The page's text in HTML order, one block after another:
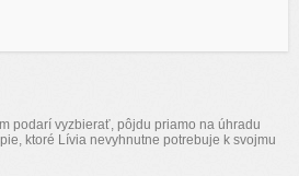
podarí vyzbierať, pôjdu priamo na úhradu
ktoré Lívia nevyhnutne potrebuje k svojmu